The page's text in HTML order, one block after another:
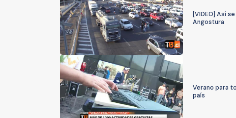
[VIDEO] Así
Angostura
Verano para
país